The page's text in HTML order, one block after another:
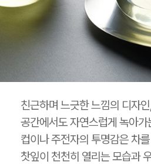
친근하며 느긋한 느낌의 디자
공간에서도 자연스럽게 녹아
컵이나 주전자의 투명감은 차
찻잎이 천천히 열리는 모습과